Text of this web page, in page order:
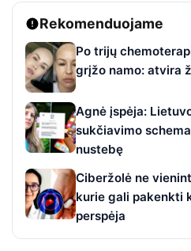
Rekomenduojame
Po trijų
grįžo namo: atvira
Agnė įspėja:
sukčiavimo
nustebę
Ciberžolė ne
kurie gali pakenkti
perspėja